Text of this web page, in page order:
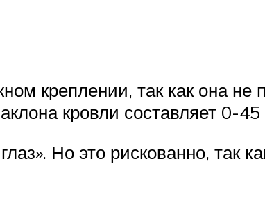
креплении, так как она не
кровли составляет 0-45
Но это рискованно, так